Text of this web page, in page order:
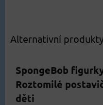
Alternativní
SpongeBob
Roztomilé
děti